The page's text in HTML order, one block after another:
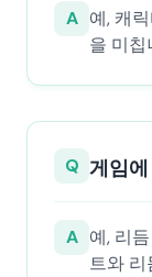
A 예, 캐
을 미칩
Q 게임
A 예, 리
트와 리